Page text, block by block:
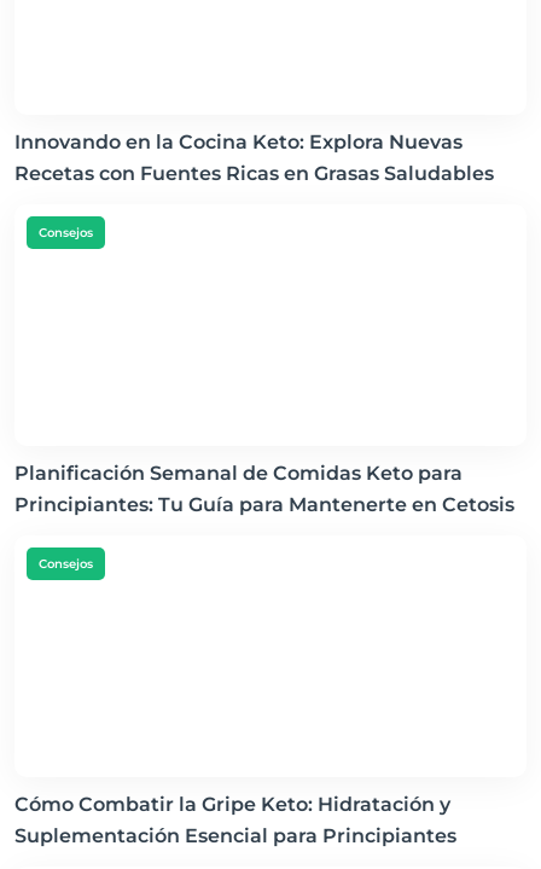
Innovando en la Cocina Keto: Explora Nuevas
Recetas con Fuentes Ricas en Grasas Saludables
Consejos
Planificación Semanal de Comidas Keto para
Principiantes: Tu Guía para Mantenerte en Cetosis
Consejos
Cómo Combatir la Gripe Keto: Hidratación y
Suplementación Esencial para Principiantes